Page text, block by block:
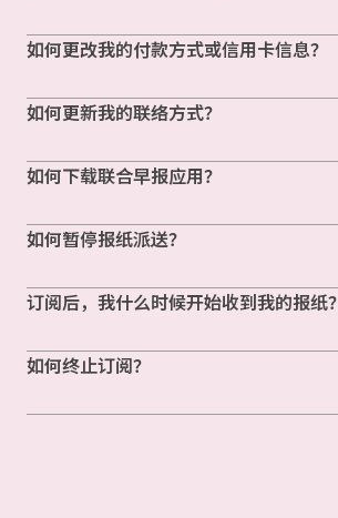
如何更改我的付款方式或信用卡信息？
如何更新我的联络方式？
如何下载联合早报应用？
如何暂停报纸派送？
订阅后，我什么时候开始收到我的报纸？
如何终止订阅？